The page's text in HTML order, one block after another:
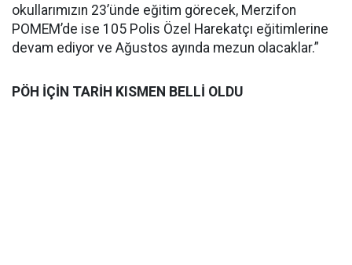
okullarımızın 23’ünde eğitim görecek, Merzifon
POMEM’de ise 105 Polis Özel Harekatçı eğitimlerine
devam ediyor ve Ağustos ayında mezun olacaklar.”
PÖH İÇİN TARİH KISMEN BELLİ OLDU